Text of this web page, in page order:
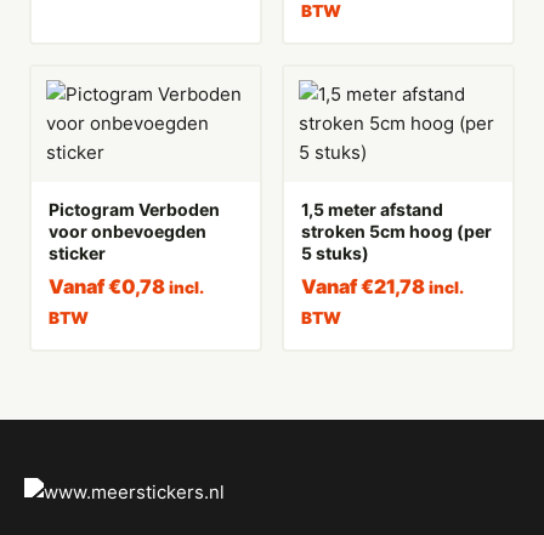
BTW
Pictogram Verboden
voor onbevoegden
sticker
Vanaf€0,78 incl.
BTW
1,5 meter afstand
stroken 5cm hoog (per
5 stuks)
Vanaf€21,78 incl.
BTW